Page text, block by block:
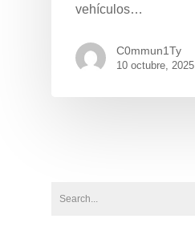
vehículos…
C0mmun1Ty
10 octubre, 2025